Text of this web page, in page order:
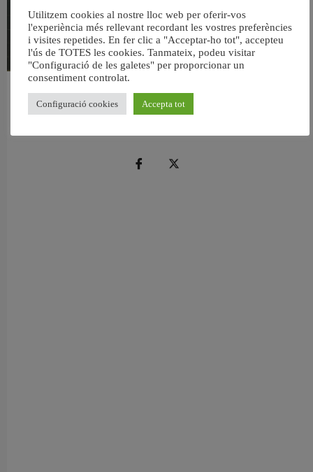
València reforma l’Escola Infantil Pardalets i instal·larà aire condicionat a totes
les aules
5 agost, 2026
Utilitzem cookies al nostre lloc web per oferir-vos
l'experiència més rellevant recordant les vostres preferències
i visites repetides. En fer clic a "Acceptar-ho tot", accepteu
l'ús de TOTES les cookies. Tanmateix, podeu visitar
"Configuració de les galetes" per proporcionar un
consentiment controlat.
Configuració cookies Accepta tot